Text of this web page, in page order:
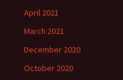
April 2021
March 2021
December 2020
October 2020